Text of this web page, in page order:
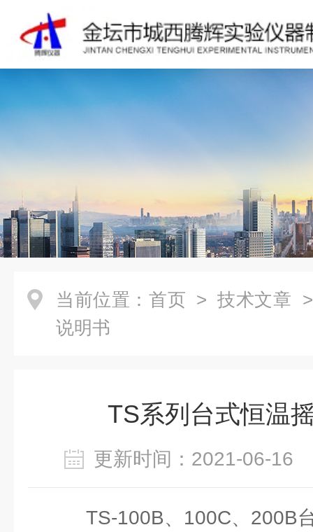
当前位置： 首页 > 技术文章
说明书
TS系列台式恒温
更新时间：2021-06-
TS-100B、100C、200B